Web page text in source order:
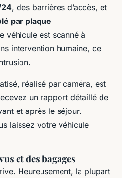
24, des barrières d’accès, et
par plaque
véhicule est scanné à
intervention humaine, ce
réalisé par caméra, est
un rapport détaillé de
et après le séjour.
laissez votre véhicule
et des bagages
Heureusement, la plupart